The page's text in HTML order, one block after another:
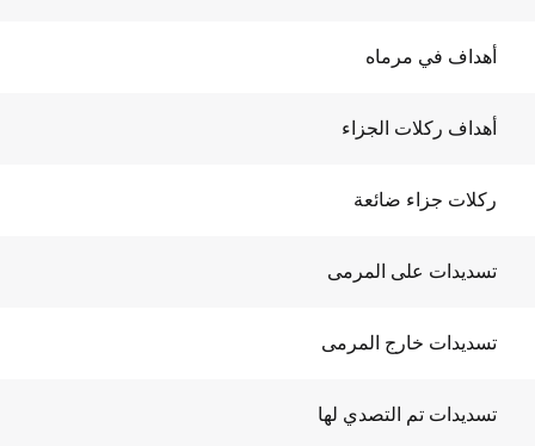
أهداف في مرماه
أهداف ركلات الجزاء
ركلات جزاء ضائعة
تسديدات على المرمى
تسديدات خارج المرمى
تسديدات تم التصدي لها